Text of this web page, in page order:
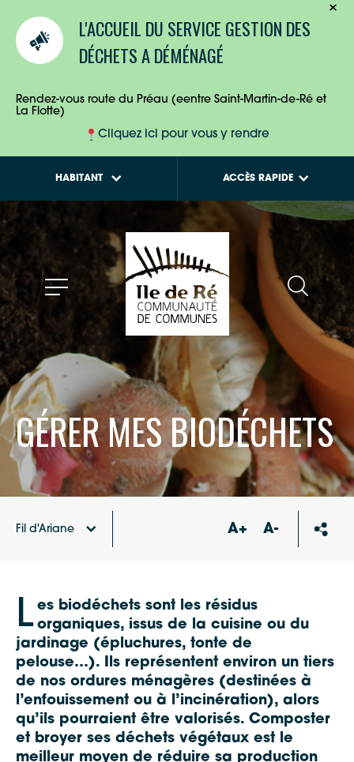
L'ACCUEIL DU SERVICE GESTION DES
DÉCHETS A DÉMÉNAGÉ
Rendez-vous route du Préau (eentre Saint-Martin-de-Ré et
La Flotte)
Cliquez ici pour vous y rendre
HABITANT
ENTREPRISES
GÉRER MES BIODÉCHETS
collecte des déchets
ACCÈS RAPIDE
Fil d'Ariane A+ A-
L es biodéchets sont les résidus
organiques, issus de la cuisine ou du
jardinage (épluchures, tonte de
pelouse…). Ils représentent environ un tiers
de nos ordures ménagères (destinées à
l’enfouissement ou à l’incinération), alors
qu’ils pourraient être valorisés. Composter
et broyer ses déchets végétaux est le
meilleur moyen de réduire sa production